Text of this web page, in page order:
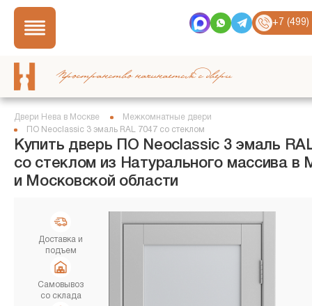
+7
Пространство начинается с двери
Двери Нева в Москве
Межкомнатные двери
ПО Neoclassic 3 эмаль RAL 7047 со стеклом
Купить дверь ПО Neoclassic 3 эмаль
со стеклом из Натурального массива в
и Московской области
Доставка и
подъем
Самовывоз
со склада